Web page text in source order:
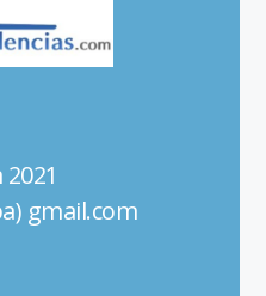
2021
gmail.com